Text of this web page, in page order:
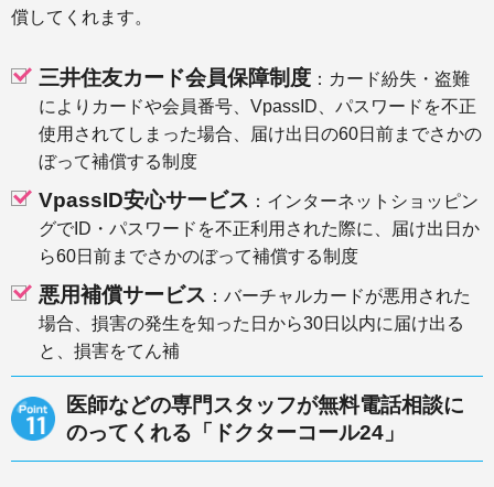
償してくれます。
三井住友カード会員保障制度 ：カード紛失・盗難
によりカードや会員番号、VpassID、パスワードを不正
使用されてしまった場合、届け出日の60日前までさかの
ぼって補償する制度
VpassID安心サービス ：インターネットショッピン
グでID・パスワードを不正利用された際に、届け出日か
ら60日前までさかのぼって補償する制度
悪用補償サービス ：バーチャルカードが悪用された
場合、損害の発生を知った日から30日以内に届け出る
と、損害をてん補
医師などの専門スタッフが無料電話相談に
のってくれる「ドクターコール24」